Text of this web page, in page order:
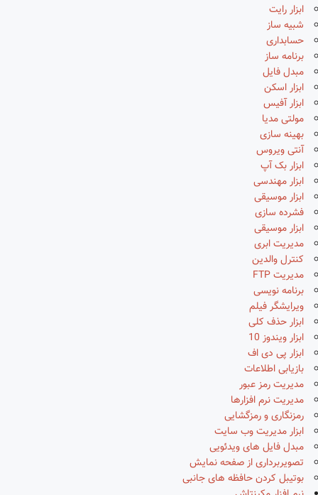
ابزار رایت
شبیه ساز
حسابداری
برنامه ساز
مبدل فایل
ابزار اسکن
ابزار آفیس
مولتی مدیا
بهینه سازی
آنتی ویروس
ابزار بک آپ
ابزار مهندسی
ابزار موسیقی
فشرده سازی
ابزار موسیقی
مدیریت ابری
کنترل والدین
مدیریت FTP
برنامه نویسی
ویرایشگر فیلم
ابزار حذف کلی
ابزار ویندوز 10
ابزار پی دی اف
بازیابی اطلاعات
مدیریت رمز عبور
مدیریت نرم افزارها
رمزنگاری و رمزگشایی
ابزار مدیریت وب سایت
مبدل فایل های ویدئویی
تصویربرداری از صفحه نمایش
بوتیبل کردن حافظه های جانبی